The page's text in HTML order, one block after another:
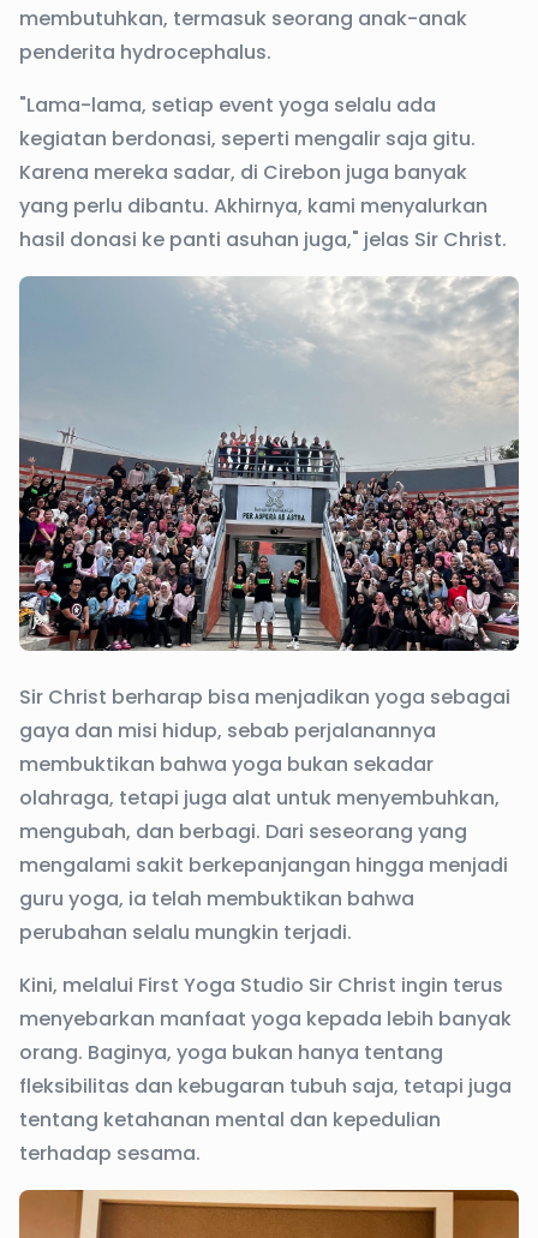
membutuhkan, termasuk seorang anak-anak
penderita hydrocephalus.
"Lama-lama, setiap event yoga selalu ada
kegiatan berdonasi, seperti mengalir saja gitu.
Karena mereka sadar, di Cirebon juga banyak
yang perlu dibantu. Akhirnya, kami menyalurkan
hasil donasi ke panti asuhan juga," jelas Sir Christ.
Sir Christ berharap bisa menjadikan yoga sebagai
gaya dan misi hidup, sebab perjalanannya
membuktikan bahwa yoga bukan sekadar
olahraga, tetapi juga alat untuk menyembuhkan,
mengubah, dan berbagi. Dari seseorang yang
mengalami sakit berkepanjangan hingga menjadi
guru yoga, ia telah membuktikan bahwa
perubahan selalu mungkin terjadi.
Kini, melalui First Yoga Studio Sir Christ ingin terus
menyebarkan manfaat yoga kepada lebih banyak
orang. Baginya, yoga bukan hanya tentang
fleksibilitas dan kebugaran tubuh saja, tetapi juga
tentang ketahanan mental dan kepedulian
terhadap sesama.